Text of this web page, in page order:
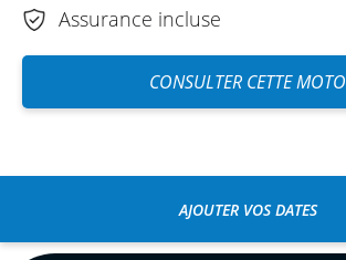
Assurance incluse
CONSULTER CETTE MOTO
AJOUTER VOS DATES